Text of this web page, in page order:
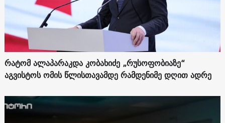
რატომ ალაპარაკდა კობახიძე „რუსოფობიაზე“
აგვისტოს ომის წლისთავამდე რამდენიმე დღით ადრე